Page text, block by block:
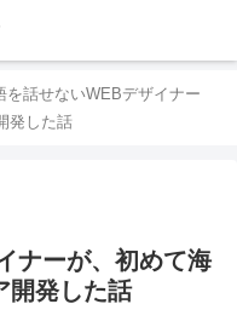
を話せないWEBデザイナー
発した話
ナーが、初めて海
開発した話